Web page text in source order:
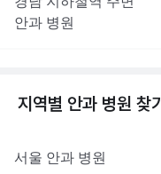
안과 병원
지역별 안과 병원 찾기
서울 안과 병원